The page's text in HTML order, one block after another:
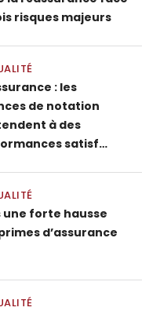
risques majeurs
: les
de notation
à des
satisf…
une forte hausse
d’assurance